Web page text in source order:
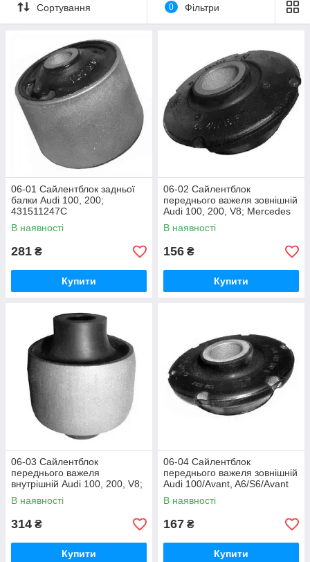
Сортування 0 Фільтри
06-01 Сайлентблок задньої
балки Audi 100, 200;
431511247С
В наявності
281 ₴
Купити
06-02 Сайлентблок
переднього важеля зовнішній
Audi 100, 200, V8; Mercedes
Benz CLK (C208);
431407181F
В наявності
156 ₴
Купити
06-03 Сайлентблок
переднього важеля
внутрішній Audi 100, 200, V8;
Mercedes Benz CLK (C208);
В наявності
314 ₴
Купити
06-04 Сайлентблок
переднього важеля зовнішній
Audi 100/Avant, A6/S6/Avant
quattro, S6; 4А0407181А
В наявності
167 ₴
Купити